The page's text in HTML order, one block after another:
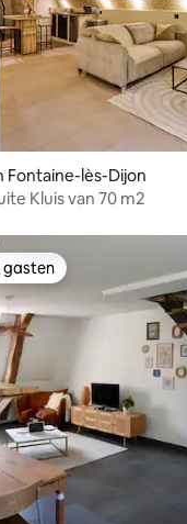
lès-Dijon
Kluis van 70 m2
gasten
gasten